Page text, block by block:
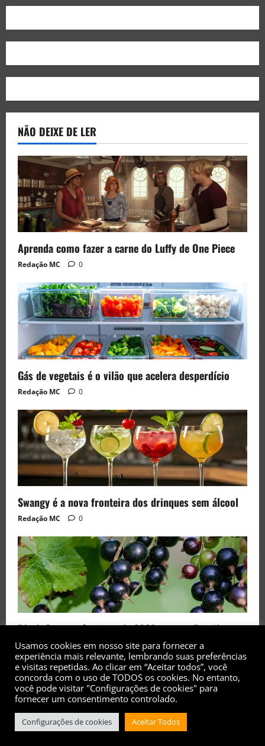
NÃO DEIXE DE LER
Aprenda como fazer a carne do Luffy de One Piece
Redação MC 0
Gás de vegetais é o vilão que acelera desperdício
Redação MC 0
Swangy é a nova fronteira dos drinques sem álcool
Redação MC 0
Black Currant é a fruta de 2026 rara no Brasil
Redação MC 0
Copyright© 2017 - 2026 - Todos os direitos
Usamos cookies em nosso site para fornecer a
experiência mais relevante, lembrando suas preferências
e visitas repetidas. Ao clicar em “Aceitar todos”, você
concorda com o uso de TODOS os cookies. No entanto,
você pode visitar "Configurações de cookies" para
fornecer um consentimento controlado.
Configurações de cookies Aceitar Todos